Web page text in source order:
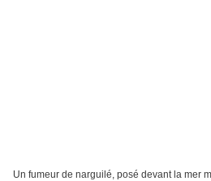
Un fumeur de narguilé, posé devant la mer